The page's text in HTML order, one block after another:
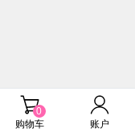
0
购物车
账户